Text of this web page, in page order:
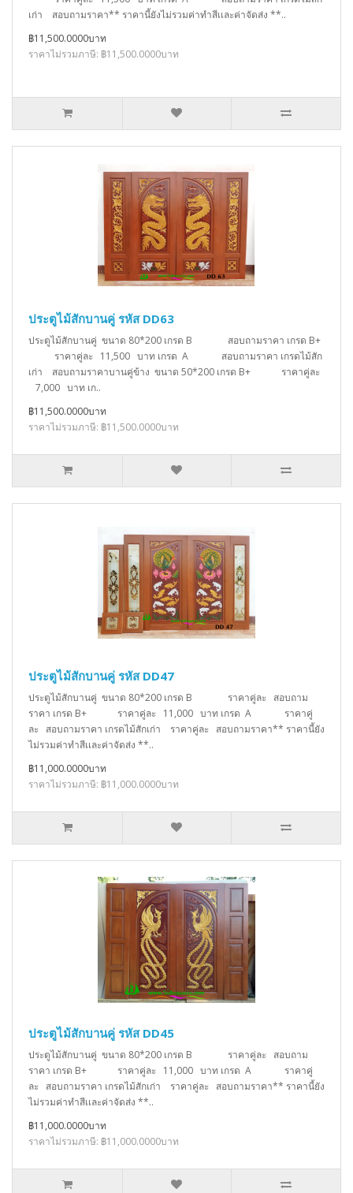
เก่า สอบถามราคา** ราคานี้ยังไม่รวมค่าทำสีเเละค่าจัดส่ง **..
฿11,500.0000บาท
ราคาไม่รวมภาษี: ฿11,500.0000บาท
ประตูไม้สักบานคู่ รหัส DD63
ประตูไม้สักบานคู่ ขนาด 80*200 เกรด B สอบถามราคา เกรด B+
ราคาคู่ละ 11,500 บาท เกรด A สอบถามราคา เกรดไม้สัก
เก่า สอบถามราคาบานคู่ข้าง ขนาด 50*200 เกรด B+ ราคาคู่ละ
7,000 บาท เก..
฿11,500.0000บาท
ราคาไม่รวมภาษี: ฿11,500.0000บาท
ประตูไม้สักบานคู่ รหัส DD47
ประตูไม้สักบานคู่ ขนาด 80*200 เกรด B ราคาคู่ละ สอบถาม
ราคา เกรด B+ ราคาคู่ละ 11,000 บาท เกรด A ราคาคู่
ละ สอบถามราคา เกรดไม้สักเก่า ราคาคู่ละ สอบถามราคา** ราคานี้ยัง
ไม่รวมค่าทำสีเเละค่าจัดส่ง **..
฿11,000.0000บาท
ราคาไม่รวมภาษี: ฿11,000.0000บาท
ประตูไม้สักบานคู่ รหัส DD45
ประตูไม้สักบานคู่ ขนาด 80*200 เกรด B ราคาคู่ละ สอบถาม
ราคา เกรด B+ ราคาคู่ละ 11,000 บาท เกรด A ราคาคู่
ละ สอบถามราคา เกรดไม้สักเก่า ราคาคู่ละ สอบถามราคา** ราคานี้ยัง
ไม่รวมค่าทำสีเเละค่าจัดส่ง **..
฿11,000.0000บาท
ราคาไม่รวมภาษี: ฿11,000.0000บาท